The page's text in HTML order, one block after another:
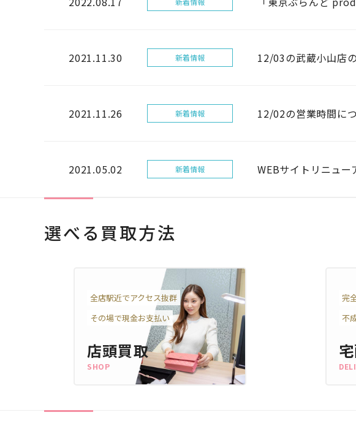
2021.11.30 新着情報 12/03の武蔵小山店
2021.11.26 新着情報 12/02の営業時間に
2021.05.02 新着情報 WEBサイトリニュー
選べる買取方法
店頭買取
SHOP
全店駅近でアクセス抜群
その場で現金お支払い
完
不